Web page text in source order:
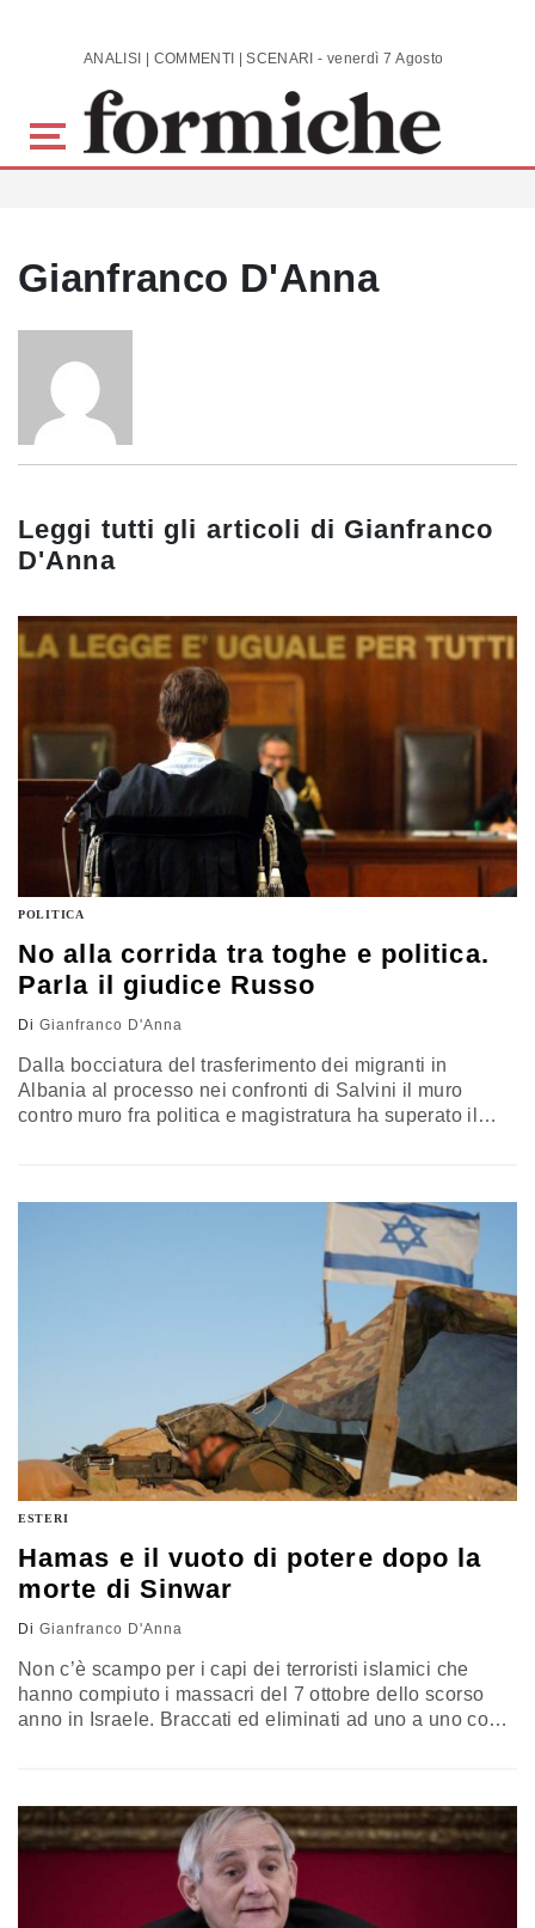
Skip to main content ANALISI | COMMENTI | SCENARI - venerdì 7 Agosto 2026
Gianfranco D'Anna
Leggi tutti gli articoli di Gianfranco
D'Anna
POLITICA
No alla corrida tra toghe e politica.
Parla il giudice Russo
Di Gianfranco D'Anna
Dalla bocciatura del trasferimento dei migranti in
Albania al processo nei confronti di Salvini il muro
contro muro fra politica e magistratura ha superato il
ESTERI
Hamas e il vuoto di potere dopo la
morte di Sinwar
Di Gianfranco D'Anna
Non c’è scampo per i capi dei terroristi islamici che
hanno compiuto i massacri del 7 ottobre dello scorso
anno in Israele. Braccati ed eliminati ad uno a uno come